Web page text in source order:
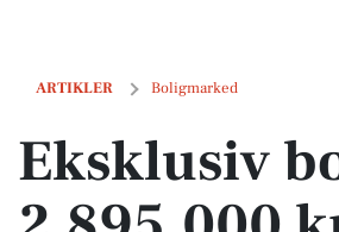
ARTIKLER Boligmarked
Eksklusiv bolig for 2.895.000 kr er
Eksklusiv